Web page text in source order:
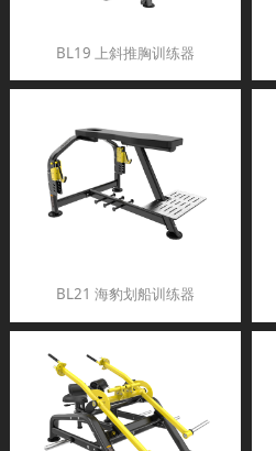
BL19 上斜推胸训练器
BL21 海豹划船训练器